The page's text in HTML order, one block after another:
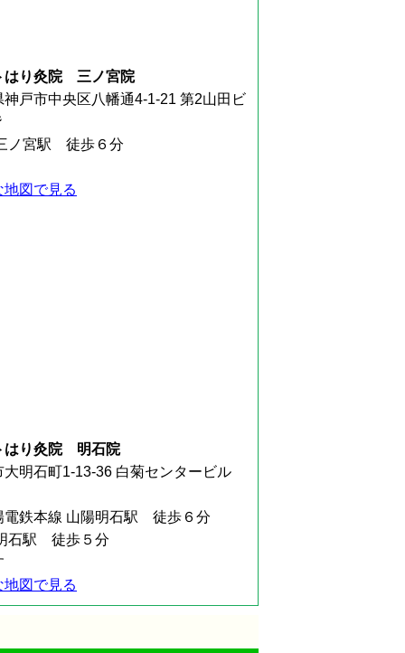
はり灸院 三ノ宮院
神戸市中央区八幡通4-1-21 第2山田ビ
ノ宮駅 徒歩６分
地図で見る
はり灸院 明石院
大明石町1-13-36 白菊センタービル
電鉄本線 山陽明石駅 徒歩６分
石駅 徒歩５分
地図で見る